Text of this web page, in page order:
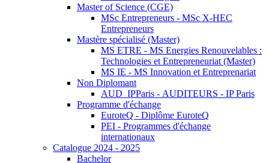
Master of Science (CGE)
MSc Entrepreneurs - MSc X-HEC
Entrepreneurs
Mastère spécialisé (Master)
MS ETRE - MS Energies Renouvelables :
Technologies et Entrepreneuriat (Master)
MS IE - MS Innovation et Entreprenariat
Non Diplomant
AUD_IPParis - AUDITEURS - IP Paris
Programme d'échange
EuroteQ - Diplôme EuroteQ
PEI - Programmes d'échange
internationaux
Catalogue 2024 - 2025
Bachelor